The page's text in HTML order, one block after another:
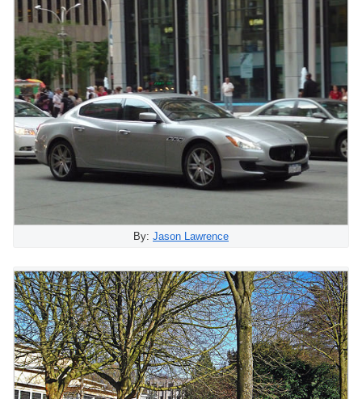
By: Jason Lawrence